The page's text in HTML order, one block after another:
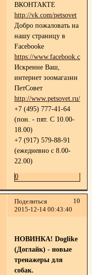
ВКОНТАКТЕ
http://vk.com/petsovet
Добро пожаловать на
нашу страницу в
Facebooke
https://
Искренне Ваш,
интернет зоомагазин
ПетСовет
http://www.petsovet.ru/
+7 (495) 777-41-64
(пон. - пят. С 10.00-
18.00)
+7 (917) 579-88-91
(ежедневно с 8.00-
22.00)
0
Поделиться
10
2015-12-14 00:43:40
НОВИНКА! Doglike
(Доглайк) - новые
тренажеры для
собак.